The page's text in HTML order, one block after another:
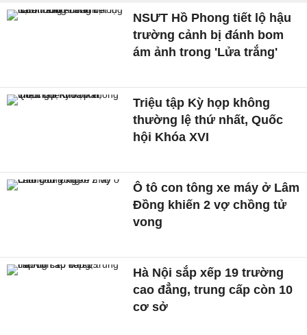
NSƯT Hồ Phong tiết lộ hậu
trường cảnh bị đánh bom
ám ảnh trong 'Lửa trắng'
Triệu tập Kỳ họp không
thường lệ thứ nhất, Quốc
hội Khóa XVI
Ô tô con tông xe máy ở Lâm
Đồng khiến 2 vợ chồng tử
vong
Hà Nội sắp xếp 19 trường
cao đẳng, trung cấp còn 10
cơ sở